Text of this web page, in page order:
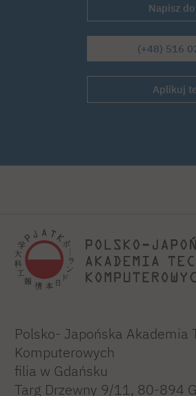
Napisz
(+48) 516
Aplikuj
Polsko- Japońska Akademia
Komputerowych
filia w Gdańsku
Targ Drzewny 9/11, 80-894